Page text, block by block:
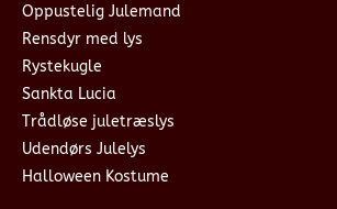
Oppustelig Julemand
Rensdyr med lys
Rystekugle
Sankta Lucia
Trådløse juletræslys
Udendørs Julelys
Halloween Kostume